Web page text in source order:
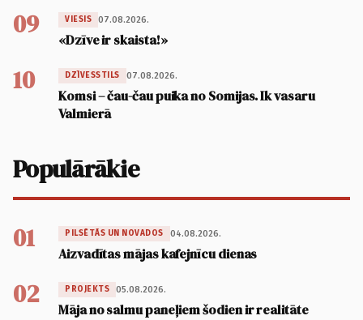
09 VIESIS 07.08.2026.
«Dzīve ir skaista!»
10 DZĪVESSTILS 07.08.2026.
Komsi – čau-čau puika no Somijas. Ik vasaru
Valmierā
Populārākie
01 PILSĒTĀS UN NOVADOS 04.08.2026.
Aizvadītas mājas kafejnīcu dienas
02 PROJEKTS 05.08.2026.
Māja no salmu paneļiem šodien ir realitāte